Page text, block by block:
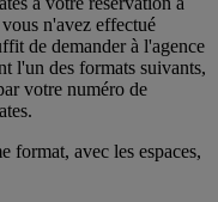
n'avez effectué
de demander à l'agence
l'un des formats suivants,
votre numéro de
format, avec les espaces,